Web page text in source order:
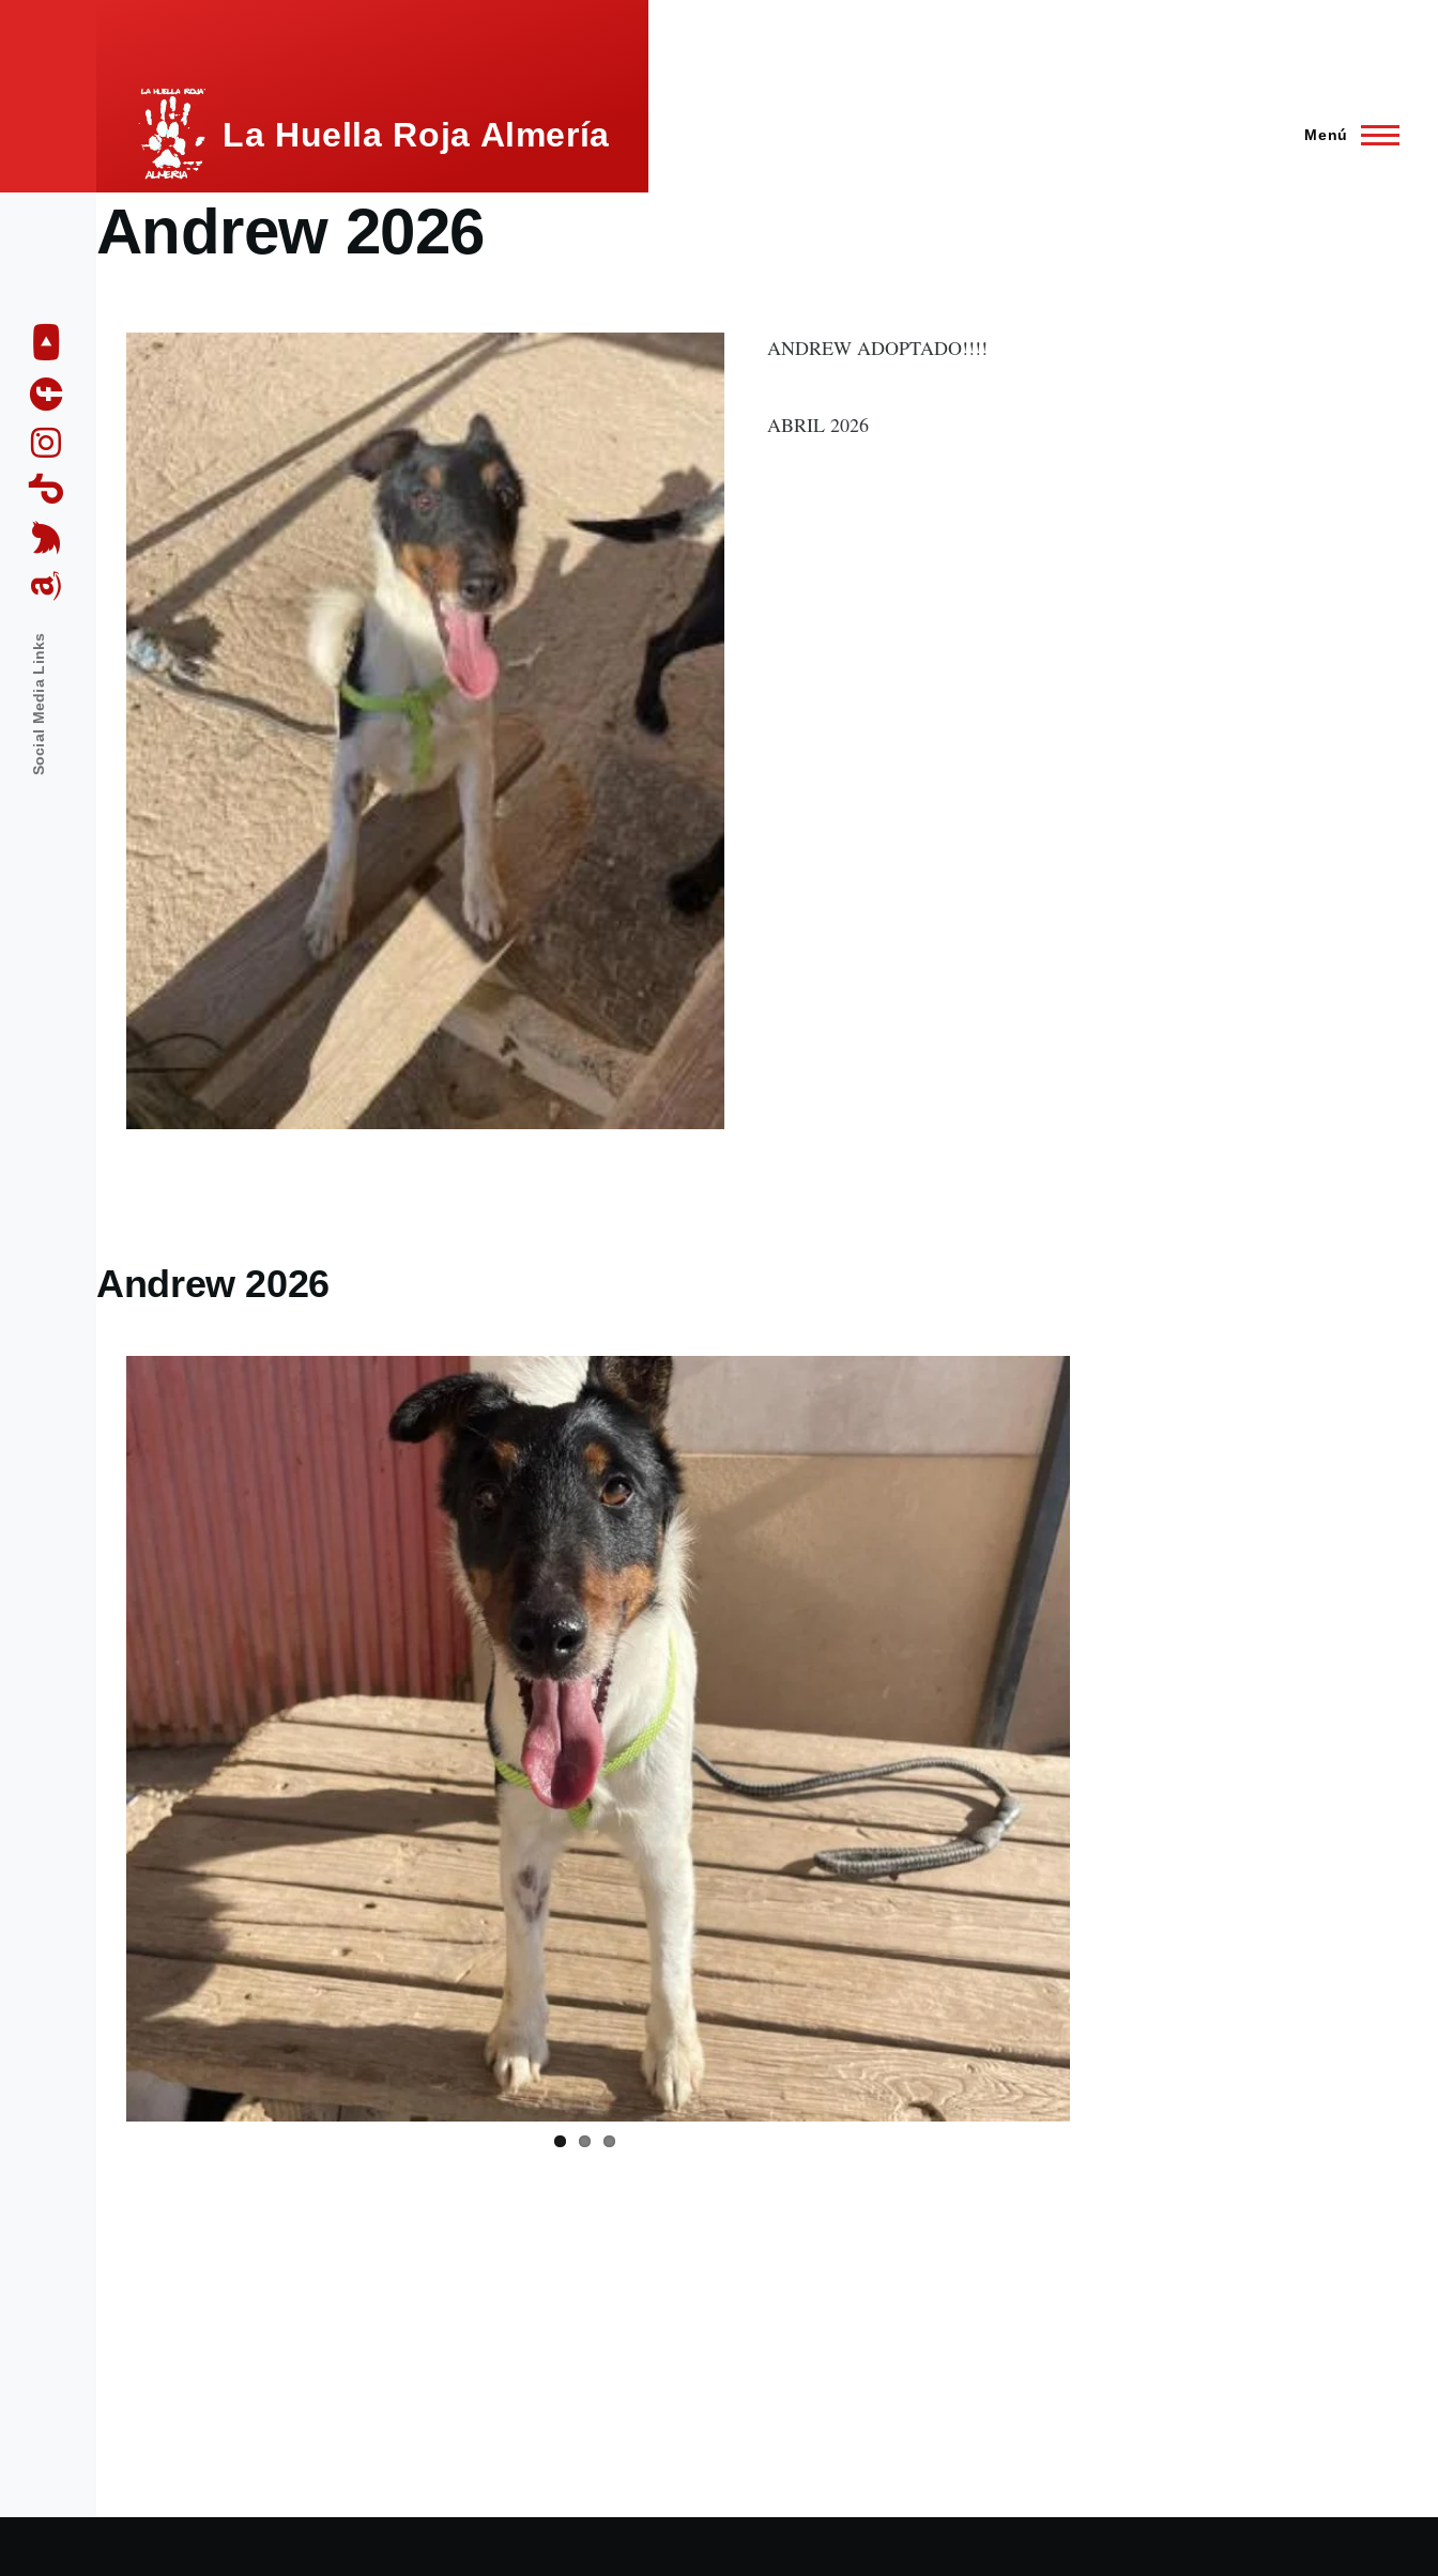
La Huella Roja Almería Menú
Andrew 2026
ANDREW ADOPTADO!!!!
ABRIL 2026
Andrew 2026
Social Media Links